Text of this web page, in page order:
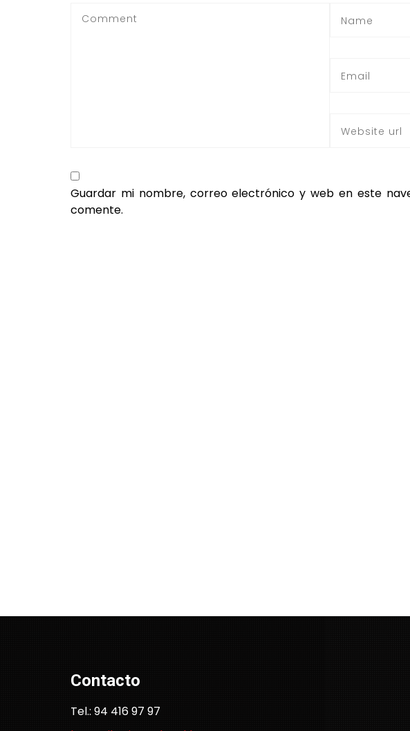
Guardar mi nombre, correo electrónico y web en este
comente.
Contacto
Tel.: 94 416 97 97